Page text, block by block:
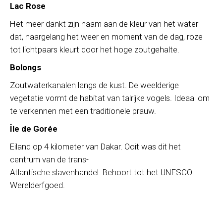
Lac Rose
Het meer dankt zijn naam aan de kleur van het water
dat, naargelang het weer en moment van de dag, roze
tot lichtpaars kleurt door het hoge zoutgehalte.
Bolongs
Zoutwaterkanalen langs de kust. De weelderige
vegetatie vormt de habitat van talrijke vogels. Ideaal om
te verkennen met een traditionele prauw.
Île de Gorée
Eiland op 4 kilometer van Dakar. Ooit was dit het
centrum van de trans-
Atlantische slavenhandel. Behoort tot het UNESCO
Werelderfgoed.